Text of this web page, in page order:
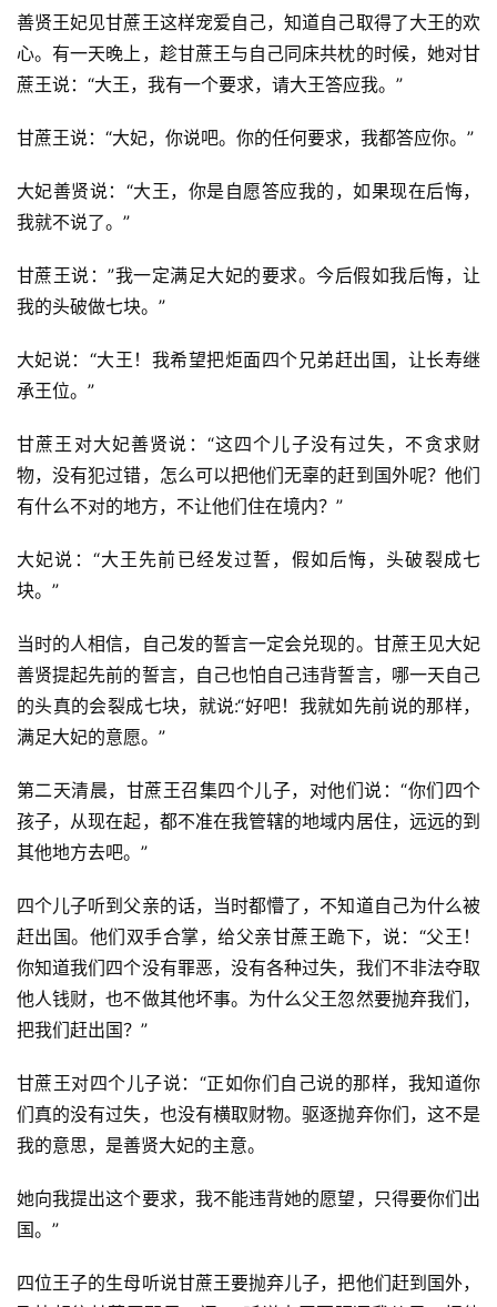
善贤王妃见甘蔗王这样宠爱自己，知道自己取得了大王的欢
心。有一天晚上，趁甘蔗王与自己同床共枕的时候，她对甘
蔗王说：“大王，我有一个要求，请大王答应我。”
甘蔗王说：“大妃，你说吧。你的任何要求，我都答应你。”
大妃善贤说：“大王，你是自愿答应我的，如果现在后悔，
我就不说了。”
甘蔗王说：”我一定满足大妃的要求。今后假如我后悔，让
我的头破做七块。”
大妃说：“大王！我希望把炬面四个兄弟赶出国，让长寿继
承王位。”
甘蔗王对大妃善贤说：“这四个儿子没有过失，不贪求财
物，没有犯过错，怎么可以把他们无辜的赶到国外呢？他们
有什么不对的地方，不让他们住在境内？”
大妃说：“大王先前已经发过誓，假如后悔，头破裂成七
块。”
当时的人相信，自己发的誓言一定会兑现的。甘蔗王见大妃
善贤提起先前的誓言，自己也怕自己违背誓言，哪一天自己
的头真的会裂成七块，就说:“好吧！我就如先前说的那样，
满足大妃的意愿。”
第二天清晨，甘蔗王召集四个儿子，对他们说：“你们四个
孩子，从现在起，都不准在我管辖的地域内居住，远远的到
其他地方去吧。”
四个儿子听到父亲的话，当时都懵了，不知道自己为什么被
赶出国。他们双手合掌，给父亲甘蔗王跪下，说：“父王！
你知道我们四个没有罪恶，没有各种过失，我们不非法夺取
他人钱财，也不做其他坏事。为什么父王忽然要抛弃我们，
把我们赶出国？”
甘蔗王对四个儿子说：“正如你们自己说的那样，我知道你
们真的没有过失，也没有横取财物。驱逐抛弃你们，这不是
我的意思，是善贤大妃的主意。
她向我提出这个要求，我不能违背她的愿望，只得要你们出
国。”
四位王子的生母听说甘蔗王要抛弃儿子，把他们赶到国外，